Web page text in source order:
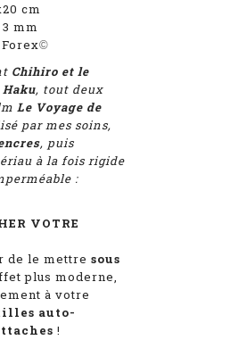
cm
3 mm
Forex©
Chihiro et le
, tout deux
Le Voyage de
par mes soins,
, puis
à la fois rigide
:
VOTRE
de le mettre sous
plus moderne,
à votre
auto-
!